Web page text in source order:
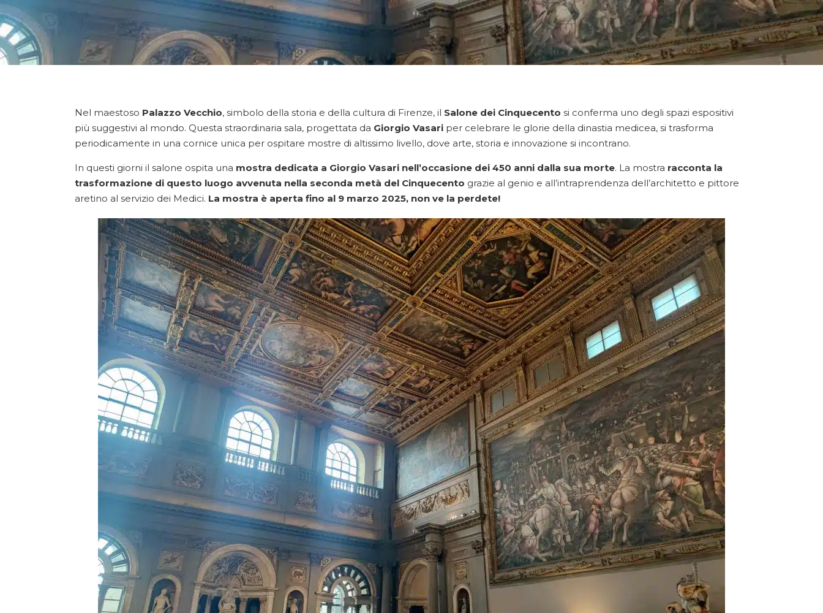
Nel maestoso Palazzo Vecchio, simbolo della storia e della cultura di Firenze, il Salone dei Cinquecento si conferma uno degli spazi espositivi
più suggestivi al mondo. Questa straordinaria sala, progettata da Giorgio Vasari per celebrare le glorie della dinastia medicea, si trasforma
periodicamente in una cornice unica per ospitare mostre di altissimo livello, dove arte, storia e innovazione si incontrano.
In questi giorni il salone ospita una mostra dedicata a Giorgio Vasari nell’occasione dei 450 anni dalla sua morte. La mostra racconta la
trasformazione di questo luogo avvenuta nella seconda metà del Cinquecento grazie al genio e all’intraprendenza dell’architetto e pittore
aretino al servizio dei Medici. La mostra è aperta fino al 9 marzo 2025, non ve la perdete!